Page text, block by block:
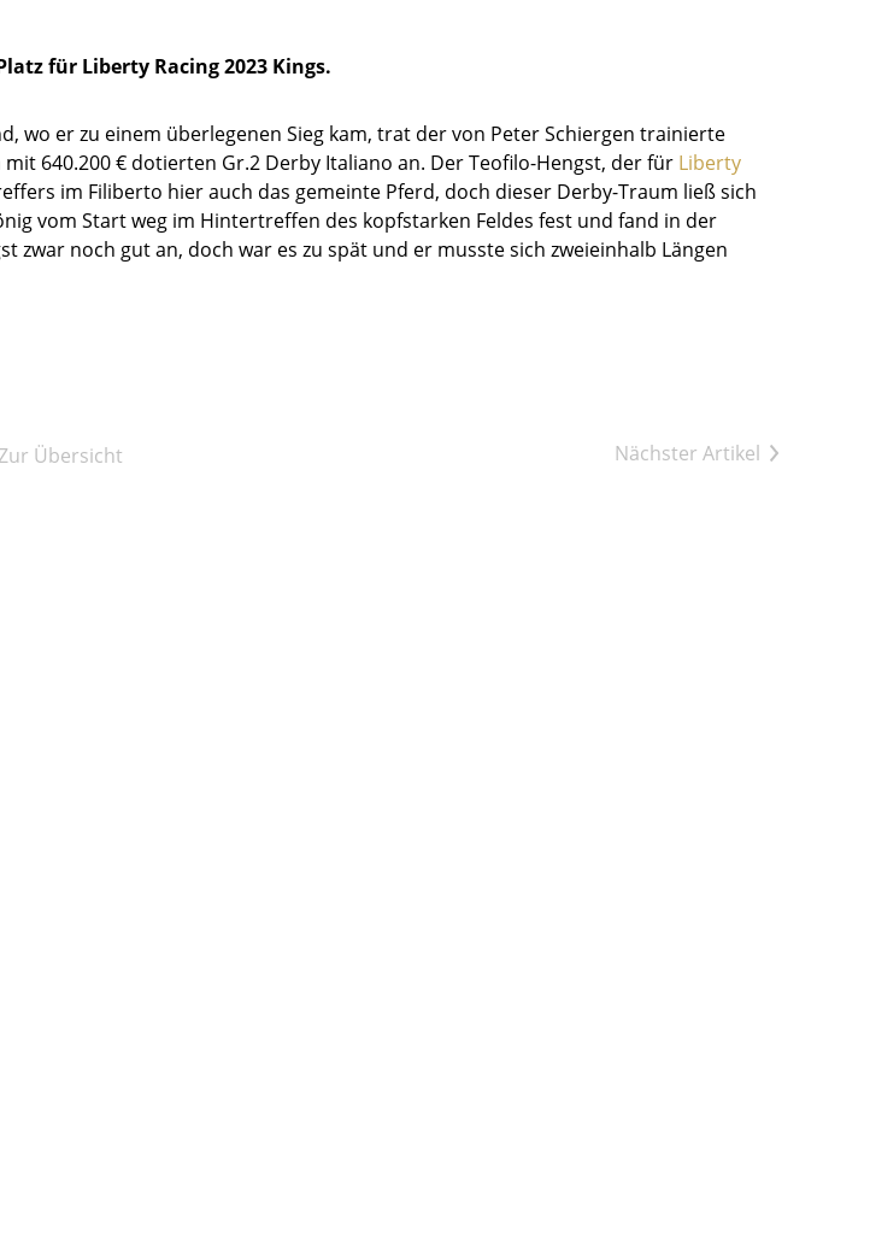
für Liberty Racing 2023 Kings.
wo er zu einem überlegenen Sieg kam, trat der von Peter Schiergen trainierte
640.200 € dotierten Gr.2 Derby Italiano an. Der Teofilo-Hengst, der für Liberty
im Filiberto hier auch das gemeinte Pferd, doch dieser Derby-Traum ließ sich
vom Start weg im Hintertreffen des kopfstarken Feldes fest und fand in der
zwar noch gut an, doch war es zu spät und er musste sich zweieinhalb Längen
Zur Übersicht Nächster Artikel